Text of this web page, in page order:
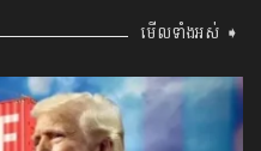
មើលទាំងអស់ ➧